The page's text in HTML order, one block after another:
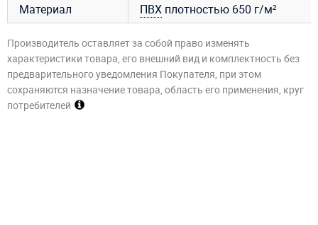
Материал ПВХ плотностью 650 г/м²
Производитель оставляет за собой право изменять
характеристики товара, его внешний вид и комплектность без
предварительного уведомления Покупателя, при этом
сохраняются назначение товара, область его применения, круг
потребителей